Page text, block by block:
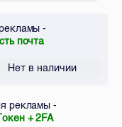
-
почта
Нет в наличии
рекламы -
+ 2FA